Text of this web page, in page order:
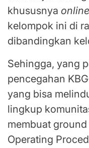
khususnya online
kelompok ini di
dibandingkan
Sehingga, yang
pencegahan
yang bisa
lingkup
membuat
Operating